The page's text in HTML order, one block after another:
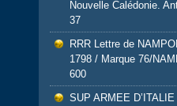
Nouvelle Calédonie.
37
RRR Lettre de
1798 / Marque 76/
600
SUP ARMEE